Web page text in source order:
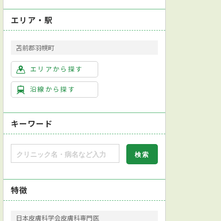
エリア・駅
苫前郡羽幌町
エリアから探す
沿線から探す
キーワード
特徴
日本皮膚科学会皮膚科専門医